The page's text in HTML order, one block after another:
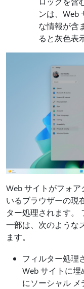
ンは、Web
な情報が含
ると灰色表
Web サイトがフォ
いるブラウザーの現
ター処理されます。
一部は、次のような
ます。
フィルター処理
Web サイトに
にソーシャル